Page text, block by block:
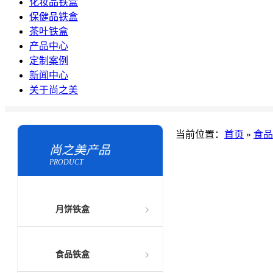
保健品铁盒
茶叶铁盒
产品中心
定制案例
新闻中心
关于尚之美
当前位置： 首页 » 食
尚之美产品
PRODUCT
月饼铁盒
食品铁盒